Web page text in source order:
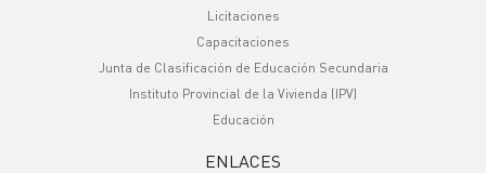
Licitaciones
Capacitaciones
Junta de Clasificación de Educación Secundaria
Instituto Provincial de la Vivienda (IPV)
Educación
ENLACES